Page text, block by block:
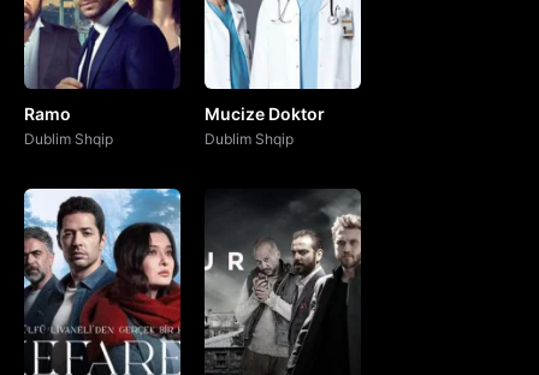
Shiko Mahkum 73.Episodi Shqip
Shiko Mahkum 72.Episodi Shqip
Shiko Mahkum 70.Episodi Shqip
Shiko Mahkum 69.Episodi Shqip
Shiko Mahkum 68.Episodi Shqip
Ramo
Dublim Shqip
Mucize Doktor
Dublim Shqip